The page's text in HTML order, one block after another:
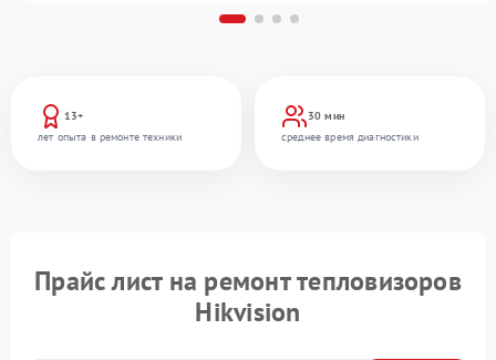
13+
лет опыта в ремонте техники
30 мин
среднее время диагностики
Прайс лист на ремонт тепловизоров
Hikvision